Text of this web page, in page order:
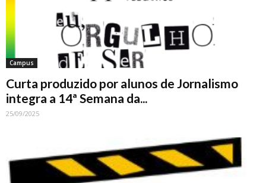
Campus
Curta produzido por alunos de Jornalismo
integra a 14ª Semana da...
25/09/2025